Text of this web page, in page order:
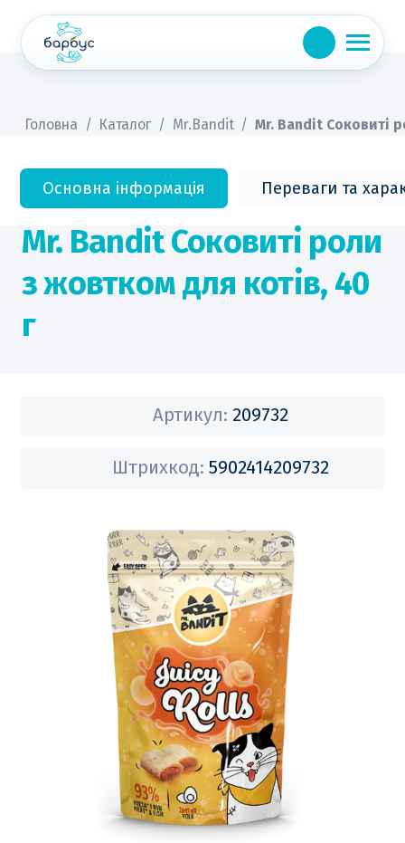
content
Головна / Каталог / Mr.Bandit / Mr. Bandit Соковиті
Основна інформація Переваги та
Mr. Bandit Соковиті роли
з жовтком для котів, 40
г
Артикул: 209732
Штрихкод:5902414209732